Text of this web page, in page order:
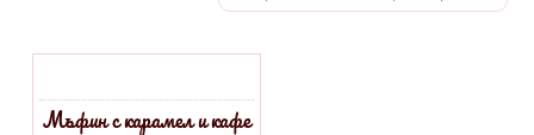
Мъфин с карамел и кафе